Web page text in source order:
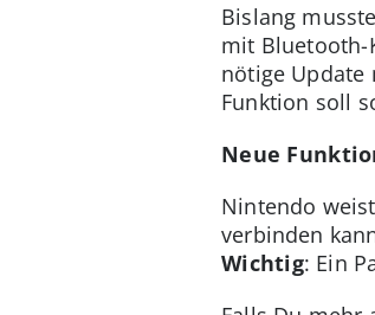
Bislang
mit Bluetooth-
nötige Update
Funktion soll
Neue
Nintendo weist
verbinden
Wichtig: Ein